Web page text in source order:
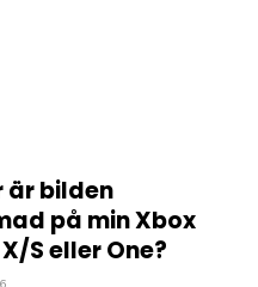
är bilden
på min Xbox
S eller One?